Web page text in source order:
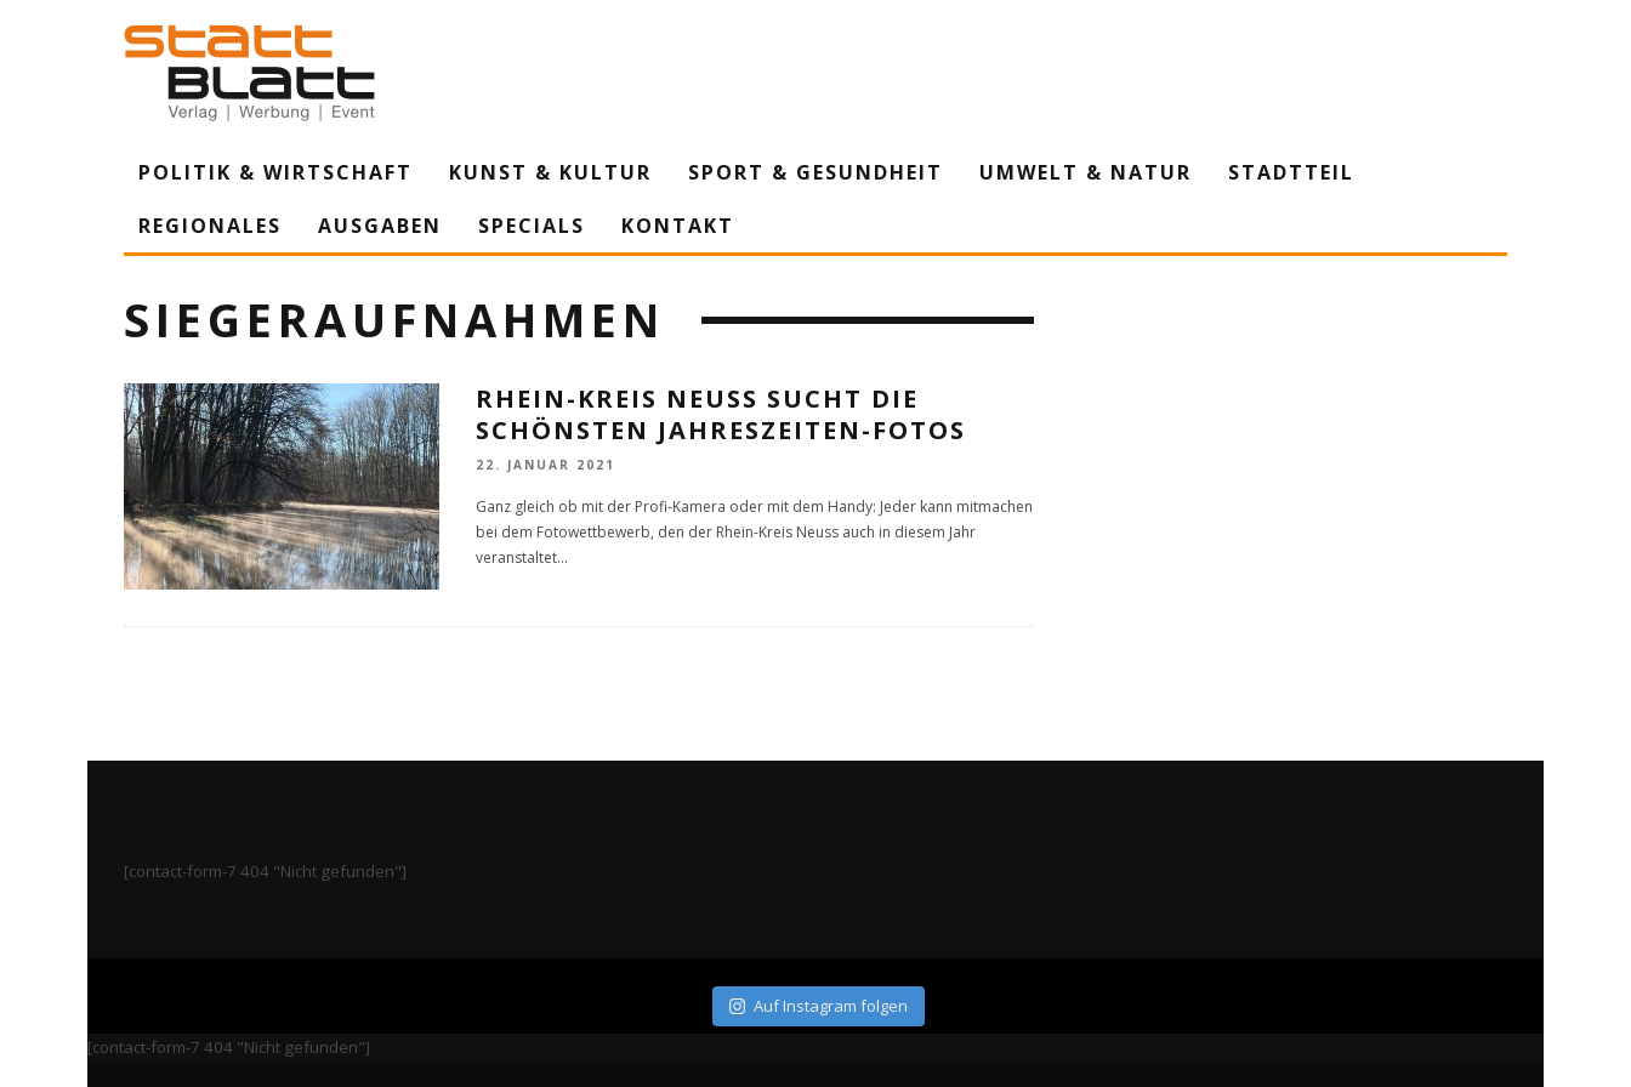
POLITIK & WIRTSCHAFT KUNST & KULTUR SPORT & GESUNDHEIT UMWELT & NATUR
STADTTEIL
REGIONALES
AUSGABEN SPECIALS KONTAKT
SIEGERAUFNAHMEN
RHEIN-KREIS NEUSS SUCHT DIE
SCHÖNSTEN JAHRESZEITEN-FOTOS
22. JANUAR 2021
Ganz gleich ob mit der Profi-Kamera oder mit dem Handy: Jeder kann mitmachen
bei dem Fotowettbewerb, den der Rhein-Kreis Neuss auch in diesem Jahr
veranstaltet...
[contact-form-7 404 "Nicht gefunden"]
Auf Instagram folgen
[contact-form-7 404 "Nicht gefunden"]